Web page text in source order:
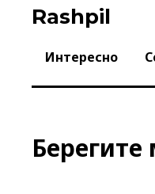
Rashpil
Интересно